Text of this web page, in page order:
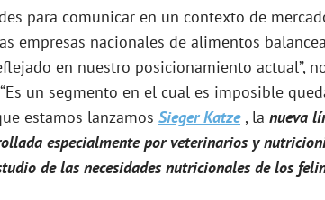
para comunicar en un contexto de
empresas nacionales de alimentos
en nuestro posicionamiento actual”,
un segmento en el cual es imposible
estamos lanzamos Sieger Katze, la nueva
especialmente por veterinarios y
de las necesidades nutricionales de los